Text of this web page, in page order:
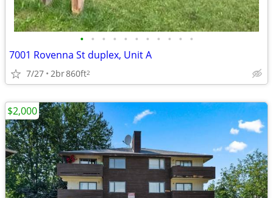
• • • • • • • • • • •
7001 Rovenna St duplex, Unit A
7/27 2br860ft2
$2,000